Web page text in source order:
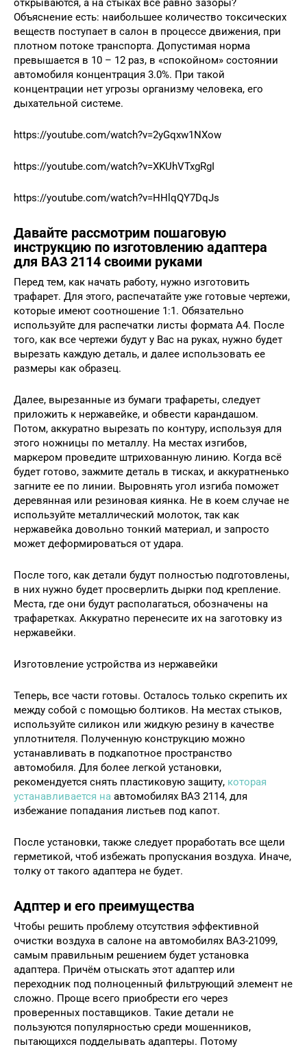
открываются, а на стыках всё равно зазоры?
Объяснение есть: наибольшее количество токсических
веществ поступает в салон в процессе движения, при
плотном потоке транспорта. Допустимая норма
превышается в 10 – 12 раз, в «спокойном» состоянии
автомобиля концентрация 3.0%. При такой
концентрации нет угрозы организму человека, его
дыхательной системе.
https://youtube.com/watch?v=2yGqxw1NXow
https://youtube.com/watch?v=XKUhVTxgRgI
https://youtube.com/watch?v=HHlqQY7DqJs
Давайте рассмотрим пошаговую
инструкцию по изготовлению адаптера
для ВАЗ 2114 своими руками
Перед тем, как начать работу, нужно изготовить
трафарет. Для этого, распечатайте уже готовые чертежи,
которые имеют соотношение 1:1. Обязательно
используйте для распечатки листы формата А4. После
того, как все чертежи будут у Вас на руках, нужно будет
вырезать каждую деталь, и далее использовать ее
размеры как образец.
Далее, вырезанные из бумаги трафареты, следует
приложить к нержавейке, и обвести карандашом.
Потом, аккуратно вырезать по контуру, используя для
этого ножницы по металлу. На местах изгибов,
маркером проведите штрихованную линию. Когда всё
будет готово, зажмите деталь в тисках, и аккуратненько
загните ее по линии. Выровнять угол изгиба поможет
деревянная или резиновая киянка. Не в коем случае не
используйте металлический молоток, так как
нержавейка довольно тонкий материал, и запросто
может деформироваться от удара.
После того, как детали будут полностью подготовлены,
в них нужно будет просверлить дырки под крепление.
Места, где они будут располагаться, обозначены на
трафаретках. Аккуратно перенесите их на заготовку из
нержавейки.
Изготовление устройства из нержавейки
Теперь, все части готовы. Осталось только скрепить их
между собой с помощью болтиков. На местах стыков,
используйте силикон или жидкую резину в качестве
уплотнителя. Полученную конструкцию можно
устанавливать в подкапотное пространство
автомобиля. Для более легкой установки,
рекомендуется снять пластиковую защиту, которая
устанавливается на автомобилях ВАЗ 2114, для
избежание попадания листьев под капот.
После установки, также следует проработать все щели
герметикой, чтоб избежать пропускания воздуха. Иначе,
толку от такого адаптера не будет.
Адптер и его преимущества
Чтобы решить проблему отсутствия эффективной
очистки воздуха в салоне на автомобилях ВАЗ-21099,
самым правильным решением будет установка
адаптера. Причём отыскать этот адаптер или
переходник под полноценный фильтрующий элемент не
сложно. Проще всего приобрести его через
проверенных поставщиков. Такие детали не
пользуются популярностью среди мошенников,
пытающихся подделывать адаптеры. Потому